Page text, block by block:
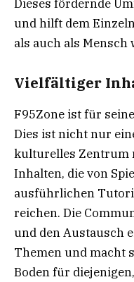
Dieses fördernde
und hilft dem
als auch als
Vielfältiger
F95Zone ist für
Dies ist nicht nur
kulturelles Zentrum
Inhalten, die von
ausführlichen
reichen. Die
und den Austausch
Themen und macht
Boden für